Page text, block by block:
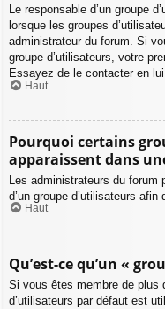
Le responsable d’un groupe
lorsque les groupes
administrateur du forum. Si
groupe d’utilisateurs, votre
Essayez de le contacter en
Haut
Pourquoi certains
apparaissent dans
Les administrateurs du
d’un groupe d’utilisateurs
Haut
Qu’est-ce qu’un «
Si vous êtes membre de plus
d’utilisateurs par défaut est